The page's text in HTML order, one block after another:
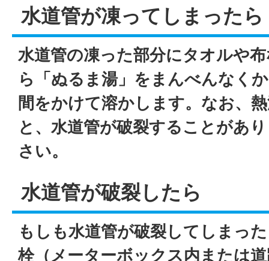
水道管が凍ってしまったら
水道管の凍った部分にタオルや
ら「ぬるま湯」をまんべんなく
間をかけて溶かします。なお、
と、水道管が破裂することがあ
さい。
水道管が破裂したら
もしも水道管が破裂してしまっ
栓（メーターボックス内または